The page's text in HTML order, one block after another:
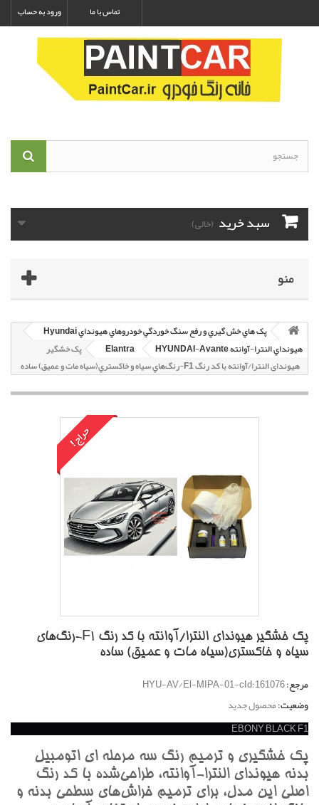
ورود به حساب تماس با ما
سبد خرید (خالی)
منو
پک هاي خش گيري و رفع سنگ خوردگي خودروهاي هيونداي Hyundai
هيونداي النترا-آوانته HYUNDAI-Avante
Elantra
پک خشگير
هیوندای النترا/آوانته با کد رنگ F1-رنگ‌هاي سياه و خاکستري(سياه مات و عميق) ساده
حراج!
پک خشگير هیوندای النترا/آوانته با کد رنگ F1-رنگ‌هاي
سياه و خاکستري(سياه مات و عميق) ساده
مرجع:HYU-AV/El-MIPA-01-cId:161076
وضعیت:محصول جدید
EBONY BLACK F1
پک خشگيري و ترميم رنگ سه مرحله اي اتومبيل
بدنه هيونداي النترا-آوانته، طراحي‌شده با کد رنگ
اصلي اين مدل، براي ترميم خراش‌هاي سطحي بدنه و